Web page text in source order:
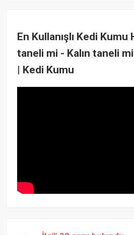
En Kullanışlı Kedi
taneli mi - Kalın taneli
| Kedi Kumu